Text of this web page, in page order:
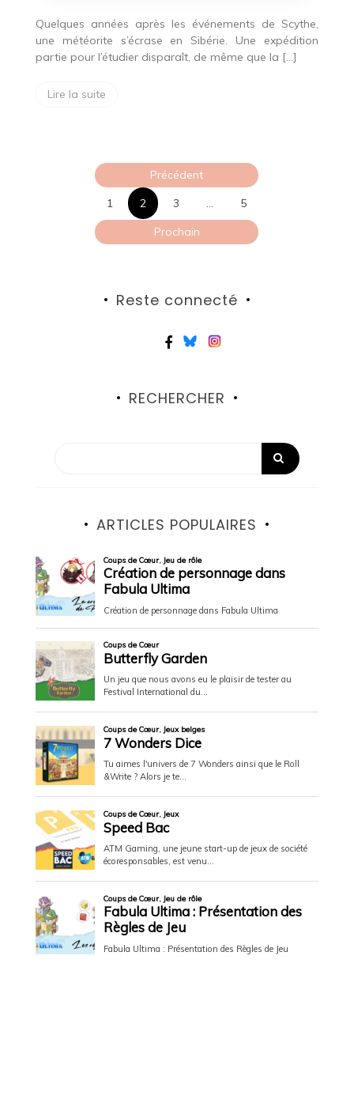
Quelques années après les événements de Scythe,
une météorite s’écrase en Sibérie. Une expédition
partie pour l’étudier disparaît, de même que la […]
Lire la suite
Pagination
des
publications
Précédent
1
2 3 …
5
Prochain
Reste connecté
RECHERCHER
ARTICLES POPULAIRES